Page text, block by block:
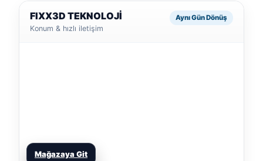
FIXX3D TEKNOLOJİ
Konum & hızlı iletişim
Aynı Gün Dönüş
Mağazaya Git